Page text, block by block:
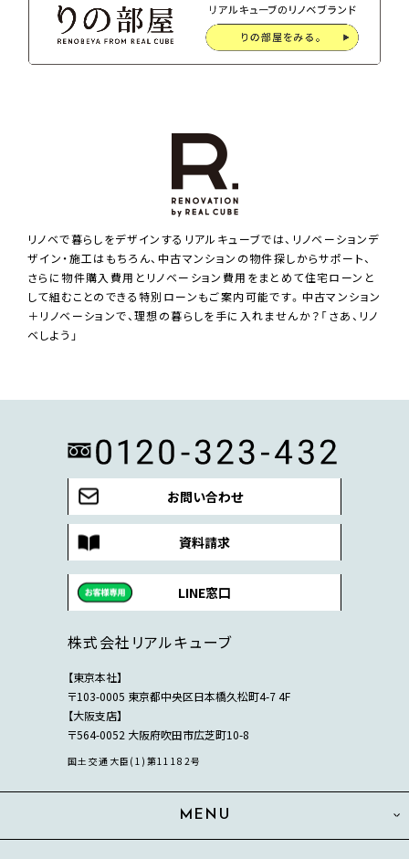
リノベで暮らしをデザインするリアルキューブでは、リノベーションデ
ザイン・施工はもちろん、中古マンションの物件探しからサポート、
さらに物件購入費用とリノベーション費用をまとめて住宅ローンと
して組むことのできる特別ローンもご案内可能です。中古マンション
＋リノベーションで、理想の暮らしを手に入れませんか？「さあ、リノ
ベしよう」
お問い合わせ
資料請求
LINE窓口
株式会社リアルキューブ
【東京本社】
〒103-0005 東京都中央区日本橋久松町4-7 4F
【大阪支店】
〒564-0052 大阪府吹田市広芝町10-8
国土交通大臣(1)第11182号
MENU